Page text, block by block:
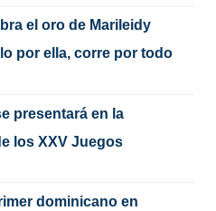
el oro de Marileidy
por ella, corre por todo
presentará en la
los XXV Juegos
dominicano en